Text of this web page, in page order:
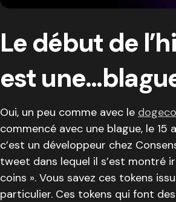
Le début de
est
Oui, un peu comme avec le
commencé avec une blague, le 15
c’est un développeur chez
tweet dans lequel il s’est montré
coins ». Vous savez ces tokens
particulier. Ces tokens qui font